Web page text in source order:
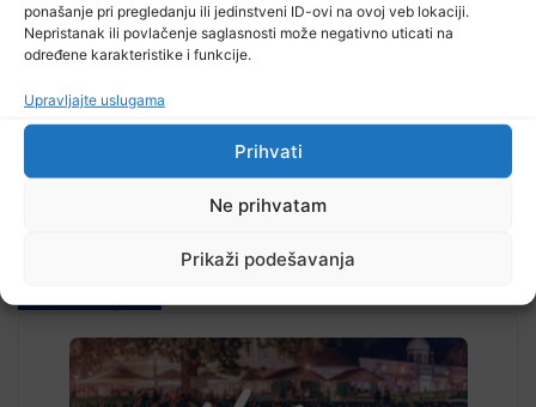
ponašanje pri pregledanju ili jedinstveni ID-ovi na ovoj veb lokaciji.
Nepristanak ili povlačenje saglasnosti može negativno uticati na
određene karakteristike i funkcije.
Upravljajte uslugama
Prihvati
Ne prihvatam
Prikaži podešavanja
TV RASPORED